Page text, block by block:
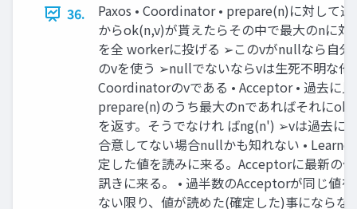
36.
Paxos • Coordinator • prepare(n)に対して過
からok(n,v)が貰えたらその中で最大のnに対
を全 workerに投げる ➢このvがnullなら自分
のvを使う ➢nullでないならvは生死不明な他
Coordinatorのvである • Acceptor • 過去に
prepare(n)のうち最大のnであればそれに
を返す。そうでなけれ ばng(n') ➢vは過去に
合意してない場合nullかも知れない • Learner
定した値を読みに来る。Acceptorに最新の
訊きに来る。 • 過半数のAcceptorが同じ値
ない限り、値が読めた(確定した)事にならな